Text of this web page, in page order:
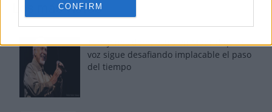
CONFIRM
Los más vistos
Tom Jones demuestra en Madrid que su
voz sigue desafiando implacable el paso
del tiempo